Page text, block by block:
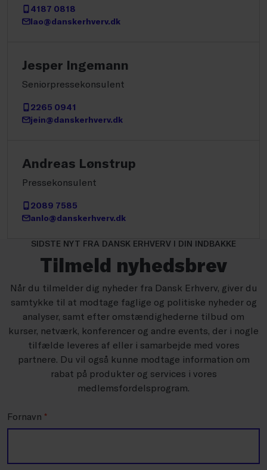
4187 0818
lao@danskerhverv.dk
Jesper Ingemann
Seniorpressekonsulent
2265 0941
jein@danskerhverv.dk
Andreas Lønstrup
Pressekonsulent
2089 7585
anlo@danskerhverv.dk
SIDSTE NYT FRA DANSK ERHVERV I DIN INDBAKKE
Tilmeld nyhedsbrev
Når du tilmelder dig nyheder fra Dansk Erhverv, giver du
samtykke til at modtage faglige og politiske nyheder og
analyser, samt efter omstændighederne tilbud om
kurser, netværk, konferencer og andre events, der i nogle
tilfælde leveres af eller i samarbejde med vores
partnere. Du vil også kunne modtage information om
rabat på produkter og services i vores
medlemsfordelsprogram.
Fornavn *